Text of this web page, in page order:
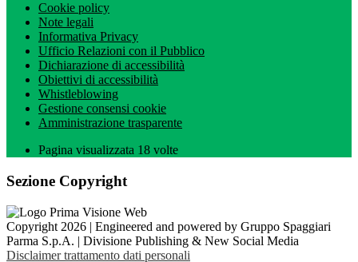
Cookie policy
Note legali
Informativa Privacy
Ufficio Relazioni con il Pubblico
Dichiarazione di accessibilità
Obiettivi di accessibilità
Whistleblowing
Gestione consensi cookie
Amministrazione trasparente
Pagina visualizzata 18 volte
Sezione Copyright
Copyright 2026 | Engineered and powered by Gruppo Spaggiari
Parma S.p.A. | Divisione Publishing & New Social Media
Disclaimer trattamento dati personali